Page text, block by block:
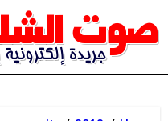
to
content